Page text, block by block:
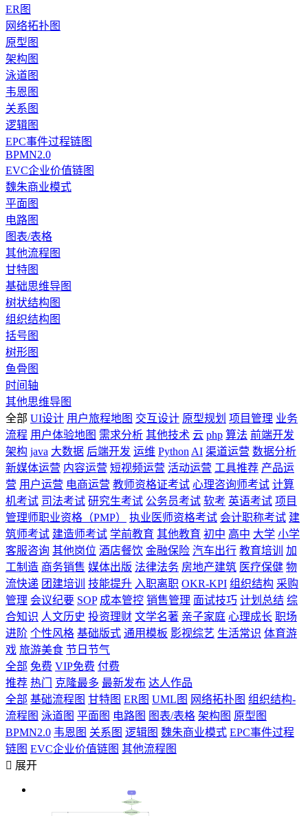
ER图
网络拓扑图
原型图
架构图
泳道图
韦恩图
关系图
逻辑图
EPC事件过程链图
BPMN2.0
EVC企业价值链图
魏朱商业模式
平面图
电路图
图表/表格
其他流程图
甘特图
基础思维导图
树状结构图
组织结构图
括号图
树形图
鱼骨图
时间轴
其他思维导图
全部 UI设计 用户旅程地图 交互设计 原型规划 项目管理 业务
流程 用户体验地图 需求分析 其他技术 云 php 算法 前端开发
架构 java 大数据 后端开发 运维 Python AI 渠道运营 数据分析
新媒体运营 内容运营 短视频运营 活动运营 工具推荐 产品运
营 用户运营 电商运营 教师资格证考试 心理咨询师考试 计算
机考试 司法考试 研究生考试 公务员考试 软考 英语考试 项目
管理师职业资格（PMP）
执业医师资格考试 会计职称考试 建
筑师考试 建造师考试 学前教育 其他教育 初中 高中 大学 小学
客服咨询 其他岗位 酒店餐饮 金融保险 汽车出行 教育培训
加
工制造 商务销售 媒体出版 法律法务 房地产建筑 医疗保健 物
流快递 团建培训 技能提升 入职离职 OKR-KPI 组织结构 采购
管理 会议纪要 SOP 成本管控 销售管理 面试技巧 计划总结 综
合知识 人文历史 投资理财 文学名著 亲子家庭 心理成长 职场
进阶 个性风格 基础版式 通用模板 影视综艺 生活常识 体育游
戏 旅游美食 节日节气
全部 免费 VIP免费 付费
推荐 热门 克隆最多 最新发布 达人作品
全部 基础流程图 甘特图 ER图 UML图 网络拓扑图 组织结构-
流程图 泳道图 平面图 电路图 图表/表格 架构图 原型图
BPMN2.0 韦恩图 关系图 逻辑图 魏朱商业模式 EPC事件过程
链图 EVC企业价值链图 其他流程图
 展开